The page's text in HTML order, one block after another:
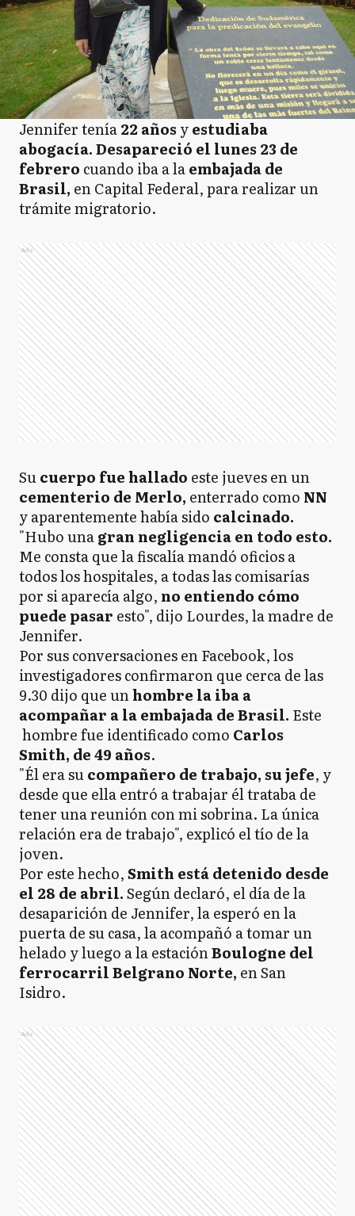
Jennifer tenía22 años yestudiaba
abogacía.Desapareció el lunes 23 de
febrero cuando iba a laembajada de
Brasil, en Capital Federal, para realizar un
trámite migratorio.
Ads
Sucuerpo fue hallado este jueves en un
cementerio de Merlo, enterrado como NN
y aparentemente había sido calcinado.
"Hubo unagran negligencia en todo esto.
Me consta que la fiscalía mandó oficios a
todos los hospitales, a todas las comisarías
por si aparecía algo, no entiendo cómo
puede pasar esto", dijo Lourdes, la madre de
Jennifer.
Por sus conversaciones en Facebook, los
investigadores confirmaron que cerca de las
9.30 dijo que unhombre la iba a
acompañar a la embajada de Brasil. Este
hombre fue identificado como Carlos
Smith, de 49 años.
"Él era sucompañero de trabajo, su jefe, y
desde que ella entró a trabajar él trataba de
tener una reunión con mi sobrina. La única
relación era de trabajo", explicó el tío de la
joven.
Por este hecho,Smith está detenido desde
el 28 de abril.Según declaró, el día de la
desaparición de Jennifer, la esperó en la
puerta de su casa, la acompañó a tomar un
helado y luego a la estaciónBoulogne del
ferrocarril Belgrano Norte, en San
Isidro.
Ads